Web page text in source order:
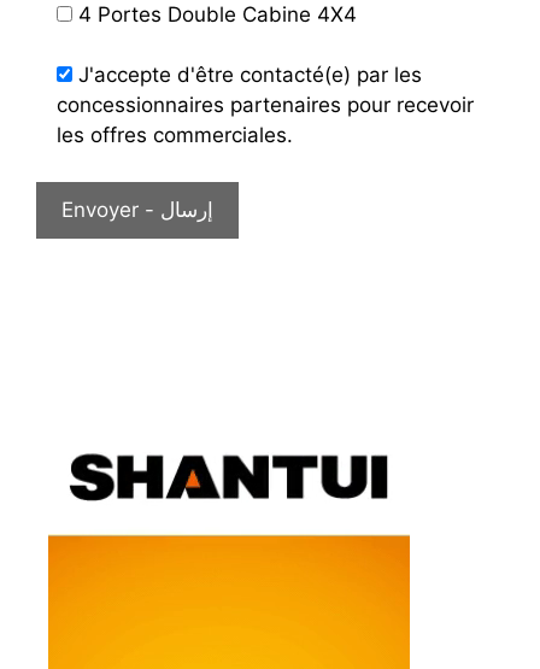
4 Portes Double Cabine 4X4
J'accepte d'être contacté(e) par les
concessionnaires partenaires pour recevoir
les offres commerciales.